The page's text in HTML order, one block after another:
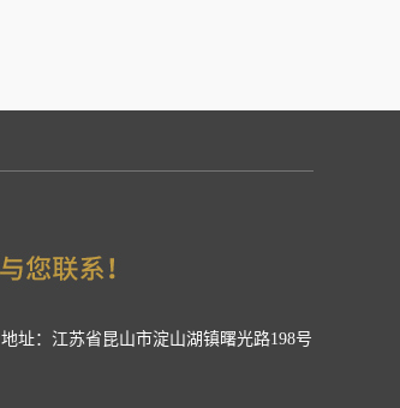
地址：江苏省昆山市淀山湖镇曙光路198号